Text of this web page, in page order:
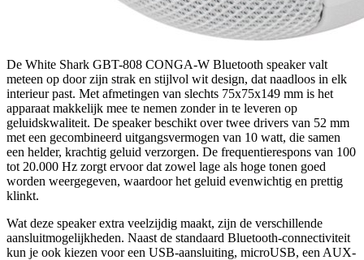
De White Shark GBT-808 CONGA-W Bluetooth speaker valt
meteen op door zijn strak en stijlvol wit design, dat naadloos in elk
interieur past. Met afmetingen van slechts 75x75x149 mm is het
apparaat makkelijk mee te nemen zonder in te leveren op
geluidskwaliteit. De speaker beschikt over twee drivers van 52 mm
met een gecombineerd uitgangsvermogen van 10 watt, die samen
een helder, krachtig geluid verzorgen. De frequentierespons van 100
tot 20.000 Hz zorgt ervoor dat zowel lage als hoge tonen goed
worden weergegeven, waardoor het geluid evenwichtig en prettig
klinkt.
Wat deze speaker extra veelzijdig maakt, zijn de verschillende
aansluitmogelijkheden. Naast de standaard Bluetooth-connectiviteit
kun je ook kiezen voor een USB-aansluiting, microUSB, een AUX-